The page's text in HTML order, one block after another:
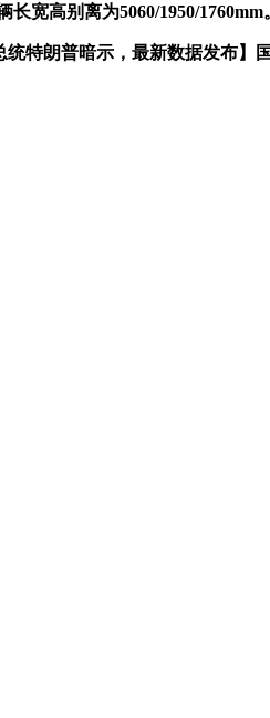
宽高别离为5060/1950/1760mm
朗普暗示，最新数据发布】